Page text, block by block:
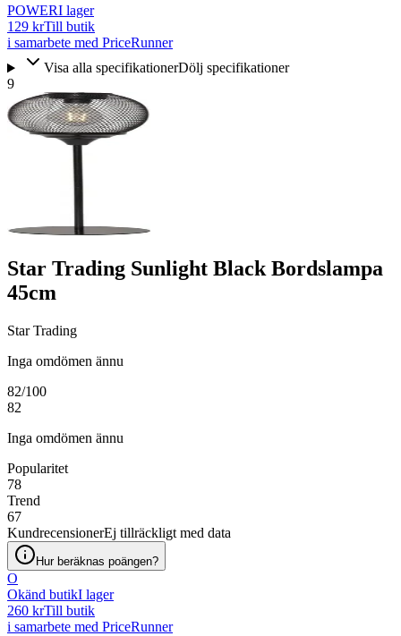
POWERI lager
129 krTill butik
i samarbete med PriceRunner
Visa alla specifikationerDölj specifikationer
9
Star Trading Sunlight Black Bordslampa
45cm
Star Trading
Inga omdömen ännu
82/100
82
Inga omdömen ännu
Popularitet
78
Trend
67
KundrecensionerEj tillräckligt med data
Hur beräknas poängen?
O
Okänd butikI lager
260 krTill butik
i samarbete med PriceRunner